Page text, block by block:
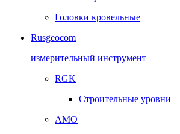
Головки кровельные
Rusgeocom
измерительный инструмент
RGK
Строительные уровни
AMO